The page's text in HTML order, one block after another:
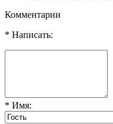
Комментарии
* Написать:
* Имя: